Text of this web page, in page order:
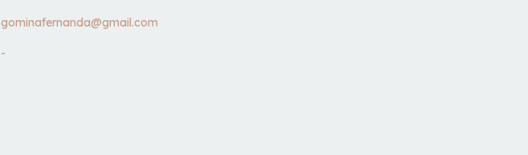
gominafernanda@gmail.com
-